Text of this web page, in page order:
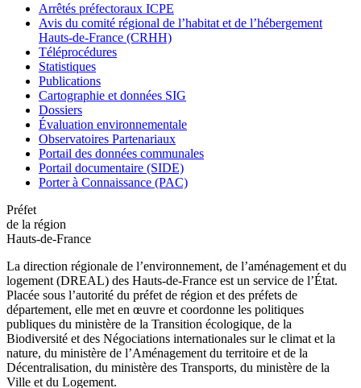
Arrêtés préfectoraux ICPE
Avis du comité régional de l’habitat et de l’hébergement
Hauts-de-France (CRHH)
Téléprocédures
Statistiques
Publications
Cartographie et données SIG
Dossiers
Évaluation environnementale
Observatoires Partenariaux
Portail des données communales
Portail documentaire (SIDE)
Porter à Connaissance (PAC)
Préfet
de la région
Hauts-de-France
La direction régionale de l’environnement, de l’aménagement et du
logement (DREAL) des Hauts-de-France est un service de l’État.
Placée sous l’autorité du préfet de région et des préfets de
département, elle met en œuvre et coordonne les politiques
publiques du ministère de la Transition écologique, de la
Biodiversité et des Négociations internationales sur le climat et la
nature, du ministère de l’Aménagement du territoire et de la
Décentralisation, du ministère des Transports, du ministère de la
Ville et du Logement.